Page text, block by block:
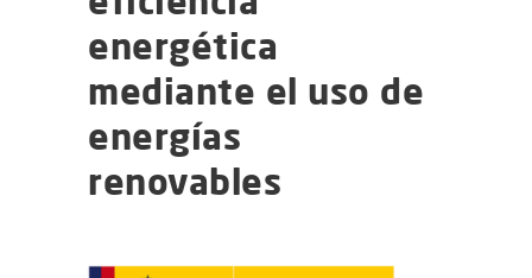
energética
mediante el uso de
energías
renovables